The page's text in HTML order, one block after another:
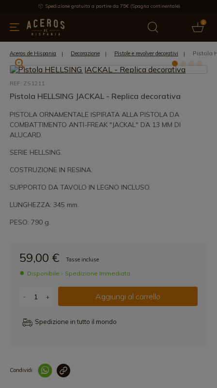
Spedizione gratuita a partire da 75€ (Spagna continentale)
0
cucina Offre Ultime notizie Venduti Marche
Aceros de Hispania Decorazione Pistole e revolver decorativi Pistola
REF: ZS1211
Pistola HELLSING JACKAL - Replica decorativa
PISTOLA ORNAMENTALE ISPIRATA ALLA PISTOLA DA
COMBATTIMENTO ANTI-FREAK "JACKAL" DA 13 MM DI
ALUCARD.
SERIE HELLSING.
COSTRUZIONE IN RESINA.
SUPPORTO DA TAVOLO IN LEGNO INCLUSO.
LUNGHEZZA: 345 mm.
PESO: 790 g.
59,00 € Tasse incluse
Disponibile - Spedizione Immediata
- + Aggiungi al carrello
Spedizione in tutto il mondo
Condividi